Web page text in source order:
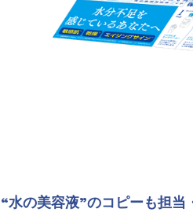
“水の美容液”のコピーも担